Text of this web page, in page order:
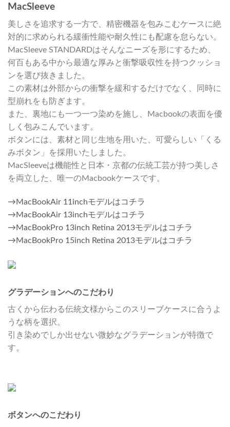
MacSleeve
美しさを追求する一方で、精密機器を包みこむケースに絶
対的に求められる緩衝性能や耐久性にも配慮を怠らない。
MacSleeve STANDARDはそんなニーズを形にするため、
何百もある中から最適な厚みと衝撃吸収性を持つクッショ
ンを選び抜きました。
この素材は外部からの衝撃を緩和するだけでなく、同時に
型崩れをも防ぎます。
また、裏地にも一つ一つ染めを施し、Macbookの表面を優
しく包みこんでいます。
ボタンには、素材と同じ生地を用いた、可愛らしい「くる
みボタン」を採用いたしました。
MacSleeveは機能性と日本・京都の伝統工芸が持つ美しさ
を両立した、唯一のMacbookケースです。
→MacBookAir 11inchモデルはコチラ
→MacBookAir 13inchモデルはコチラ
→MacBookPro 13inch Retina 2013モデルはコチラ
→MacBookPro 15inch Retina 2013モデルはコチラ
グラデーションへのこだわり
古くから伝わる伝統文様からこのスリーブケースに合うよ
うな柄を選択。
引き染めでしか出せない微妙なグラデーションが特徴で
す。
ボタンへのこだわり